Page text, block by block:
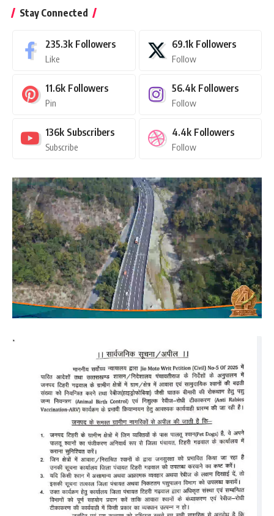
Stay Connected
235.3k Followers
Like
69.1k Followers
Follow
11.6k Followers
Pin
56.4k Followers
Follow
136k Subscribers
Subscribe
4.4k Followers
Follow